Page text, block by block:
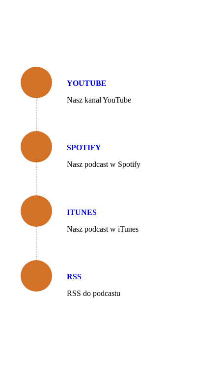
YOUTUBE
Nasz kanał YouTube
SPOTIFY
Nasz podcast w Spotify
ITUNES
Nasz podcast w iTunes
RSS
RSS do podcastu